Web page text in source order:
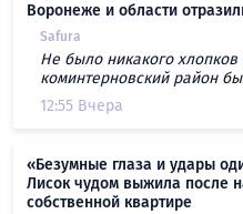
Воронеже и области
Safura
Не было никакого
коминтерновский район
12:55 Вчера
«Безумные глаза и удары
Лисок чудом выжила после
собственной квартире